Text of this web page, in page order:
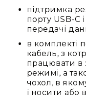
підтримка
порту USB-C
передачі
в комплекті
кабель, з
працювати в
режимі, а
чохол, в
і носити або